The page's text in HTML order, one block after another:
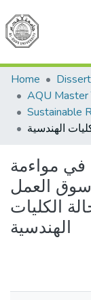
Home
في مواءمة
سوق العمل
الكليات
الهندسية